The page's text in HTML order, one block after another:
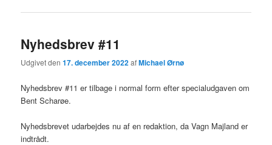
Nyhedsbrev #11
Udgivet den17. december 2022afMichael Ørnø
Nyhedsbrev #11 er tilbage i normal form efter specialudgaven om
Bent Scharøe.
Nyhedsbrevet udarbejdes nu af en redaktion, da Vagn Majland er
indtrådt.